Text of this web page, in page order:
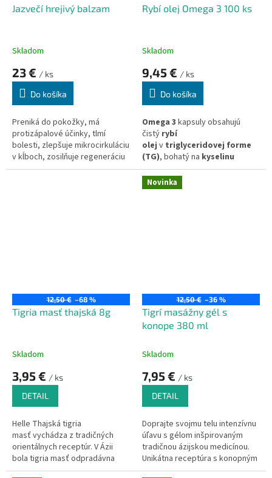
Jazvečí hrejivý balzam
Skladom
23 € / ks
Do košíka
Preniká do pokožky, má
protizápalové účinky, tlmí
bolesti, zlepšuje mikrocirkuláciu
v kĺboch, zosilňuje regeneráciu
chrupaviek a aktivuje centrá
Rybí olej Omega 3 100 ks
Skladom
9,45 € / ks
Do košíka
Omega 3 kapsuly obsahujú
čistý rybí
olej v triglyceridovej forme
(TG), bohatý na kyselinu
eikosapentaénovú
(EPA) akyselinu
dokozahexaénovú (DHA)
12,50 € –68 %
Tigria masť thajská 8g
Skladom
3,95 € / ks
DETAIL
Helle Thajská tigria
masť vychádza z tradičných
orientálnych receptúr. V Ázii
bola tigria masť odpradávna
používaná ako univerzálne
Novinka
12,50 € –36 %
Tigrí masážny gél s
konope 380 ml
Skladom
7,95 € / ks
DETAIL
Doprajte svojmu telu intenzívnu
úľavu s gélom inšpirovaným
tradičnou ázijskou medicínou.
Unikátna receptúra s konopným
olejom a bohatou zmesou